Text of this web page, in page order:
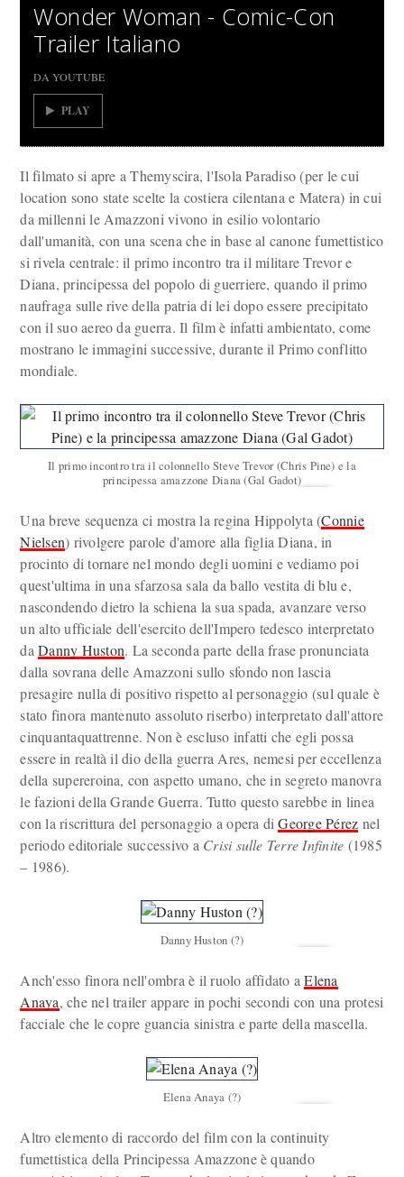
Wonder Woman - Comic-Con
Trailer Italiano
DA YOUTUBE
PLAY
Il filmato si apre a Themyscira, l'Isola Paradiso (per le cui
location sono state scelte la costiera cilentana e Matera) in cui
da millenni le Amazzoni vivono in esilio volontario
dall'umanità, con una scena che in base al canone fumettistico
si rivela centrale: il primo incontro tra il militare Trevor e
Diana, principessa del popolo di guerriere, quando il primo
naufraga sulle rive della patria di lei dopo essere precipitato
con il suo aereo da guerra. Il film è infatti ambientato, come
mostrano le immagini successive, durante il Primo conflitto
mondiale.
Il primo incontro tra il colonnello Steve Trevor (Chris Pine) e la
principessa amazzone Diana (Gal Gadot)
Una breve sequenza ci mostra la regina Hippolyta (Connie
Nielsen) rivolgere parole d'amore alla figlia Diana, in
procinto di tornare nel mondo degli uomini e vediamo poi
quest'ultima in una sfarzosa sala da ballo vestita di blu e,
nascondendo dietro la schiena la sua spada, avanzare verso
un alto ufficiale dell'esercito dell'Impero tedesco interpretato
daDanny Huston. La seconda parte della frase pronunciata
dalla sovrana delle Amazzoni sullo sfondo non lascia
presagire nulla di positivo rispetto al personaggio (sul quale è
stato finora mantenuto assoluto riserbo) interpretato dall'attore
cinquantaquattrenne. Non è escluso infatti che egli possa
essere in realtà il dio della guerra Ares, nemesi per eccellenza
della supereroina, con aspetto umano, che in segreto manovra
le fazioni della Grande Guerra. Tutto questo sarebbe in linea
con la riscrittura del personaggio a opera diGeorge Pérez nel
periodo editoriale successivo a Crisi sulle Terre Infinite (1985
– 1986).
Danny Huston (?)
Anch'esso finora nell'ombra è il ruolo affidato aElena
Anaya, che nel trailer appare in pochi secondi con una protesi
facciale che le copre guancia sinistra e parte della mascella.
Elena Anaya (?)
Altro elemento di raccordo del film con la continuity
fumettistica della Principessa Amazzone è quando